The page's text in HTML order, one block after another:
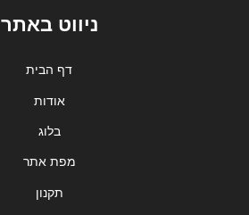
ניווט באתר
דף הבית
אודות
בלוג
מפת אתר
תקנון